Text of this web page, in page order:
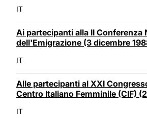
IT
Ai partecipanti alla II Conferenza
dell'Emigrazione (3 dicembre
IT
Alle partecipanti al XXI
Centro Italiano Femminile (CIF)
IT